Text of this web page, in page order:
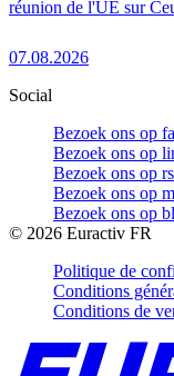
réunion de l'UE sur
07.08.2026
Social
Bezoek ons op
Bezoek ons op
Bezoek ons op
Bezoek ons op
Bezoek ons op
© 2026 Euractiv FR
Politique de
Conditions
Conditions de